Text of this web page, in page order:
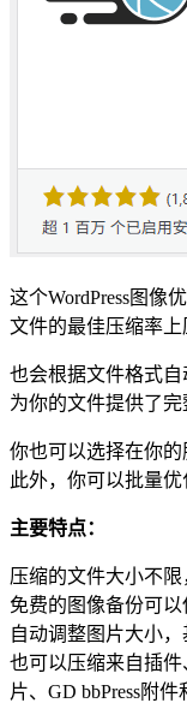
这个WordPress图像
文件的最佳压缩率上
也会根据文件格式
为你的文件提供了完
你也可以选择在你的
此外，你可以批量
主要特点：
压缩的文件大小不
免费的图像备份可
自动调整图片大小
也可以压缩来自插件
片、GD bbPress附